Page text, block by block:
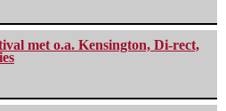
met o.a. Kensington, Di-rect,